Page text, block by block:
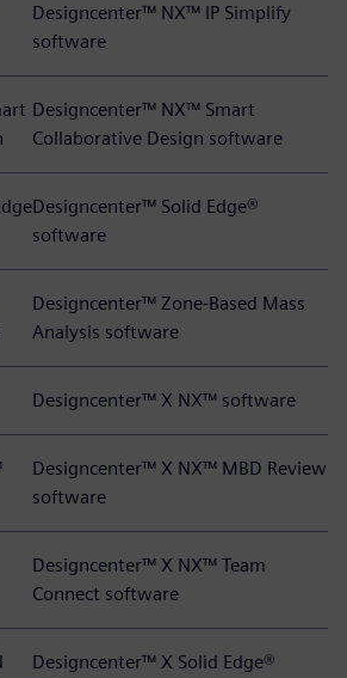
Designcenter™ NX™ IP Simplify
software
Designcenter™ NX™ Smart
Collaborative Design software
Designcenter™ Solid Edge®
software
Designcenter™ Zone-Based Mass
Analysis software
Designcenter™ X NX™ software
Designcenter™ X NX™ MBD Review
software
Designcenter™ X NX™ Team
Connect software
Designcenter™ X Solid Edge®